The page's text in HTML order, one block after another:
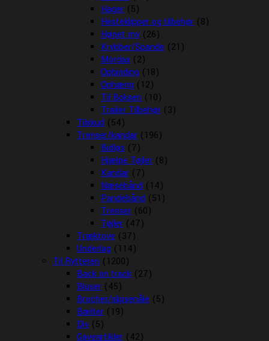
Hager (5)
Hesteklipper og tilbehør (8)
Hønet mv (26)
Krybber/Spande (21)
Mordax (2)
Opbinding (18)
Ophæng (12)
Til Boksen (10)
Trailer Tilbehør (3)
Tilskud (54)
Trenser/kandar (196)
Bidløs (7)
Hjælpe Tøjler (8)
Kandar (7)
Næsebånd (14)
Pandebånd (51)
Trenser (60)
Tøjler (47)
Træktove (37)
Underlag (114)
Til Rytteren (1200)
Back on track (27)
Bluser (45)
Brocher/slipsenåle (5)
Bælter (19)
Div (5)
Gaveartikler (42)